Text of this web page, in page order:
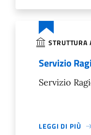
Servizio
Servizio
LEGGI DI PIÙ